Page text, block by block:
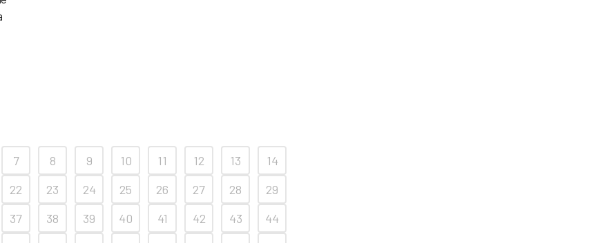
7 8 9 10 11 12 13
14
22 23 24 25 26 27 28
29
37 38 39 40 41 42 43
44